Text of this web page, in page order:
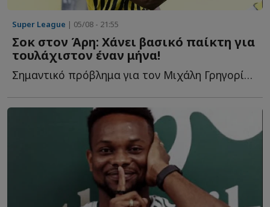
Super League | 05/08 - 21:55
Σοκ στον Άρη: Χάνει βασικό παίκτη για
τουλάχιστον έναν μήνα!
Σημαντικό πρόβλημα για τον Μιχάλη Γρηγορίου ο τραυματίσμος τ...